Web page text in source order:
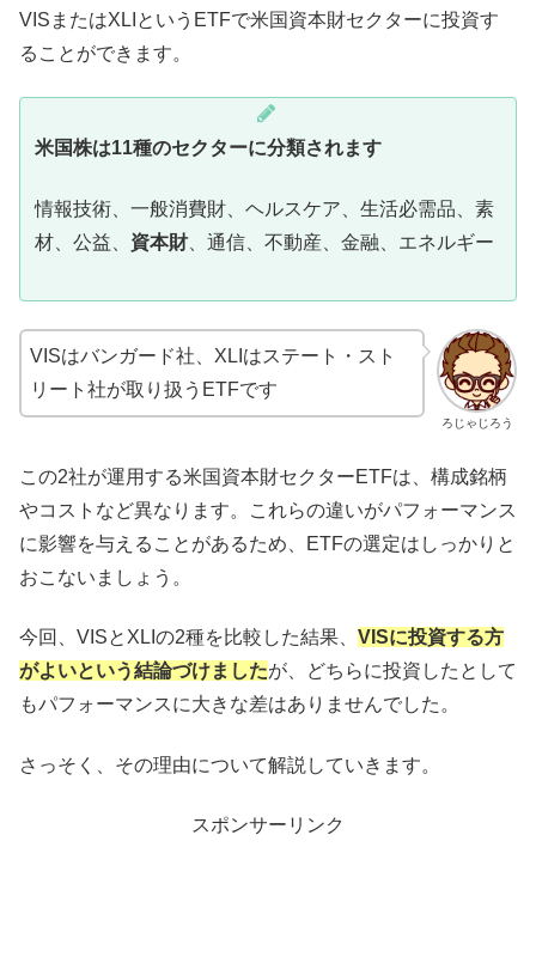
VISまたはXLIというETFで米国資本財セクターに投資す
ることができます。
米国株は11種のセクターに分類されます
情報技術、一般消費財、ヘルスケア、生活必需品、素
材、公益、 資本財、通信、不動産、金融、エネルギー
ろじゃじろう
VISはバンガード社、XLIはステート・スト
リート社が取り扱うETFです
この2社が運用する米国資本財セクターETFは、構成銘柄
やコストなど異なります。これらの違いがパフォーマンス
に影響を与えることがあるため、ETFの選定はしっかりと
おこないましょう。
今回、VISとXLIの2種を比較した結果、 VISに投資する方
がよいという結論づけましたが、どちらに投資したとして
もパフォーマンスに大きな差はありませんでした。
さっそく、その理由について解説していきます。
スポンサーリンク